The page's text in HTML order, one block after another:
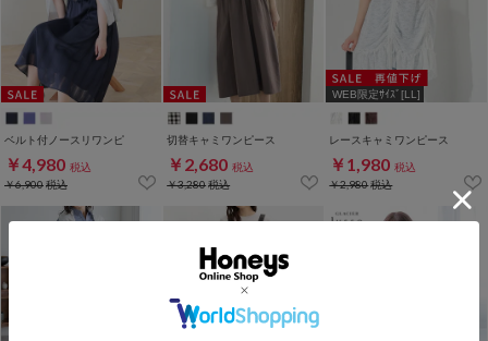
ベルト付ノースリワンピ
￥4,980 税込
￥6,900税込
切替キャミワンピース
￥2,680 税込
￥3,280税込
WEB限定ｻｲｽﾞ[LL]
レースキャミワンピース
￥1,980 税込
￥2,980税込